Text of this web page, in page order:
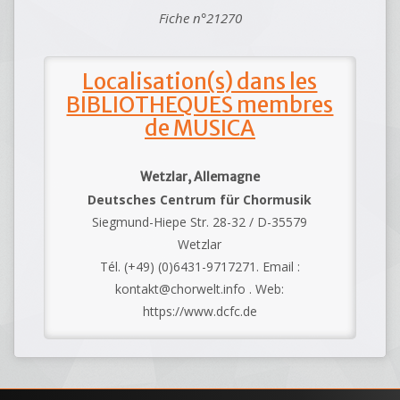
Fiche n°21270
Localisation(s) dans les
BIBLIOTHEQUES membres
de MUSICA
Wetzlar, Allemagne
Deutsches Centrum für Chormusik
Siegmund-Hiepe Str. 28-32 / D-35579
Wetzlar
Tél. (+49) (0)6431-9717271. Email :
kontakt@chorwelt.info . Web:
https://www.dcfc.de